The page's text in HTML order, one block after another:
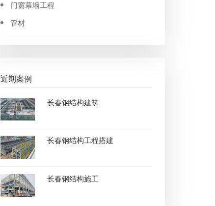
门窗幕墙工程
管材
近期案例
长春钢结构建筑
长春钢结构工程搭建
长春钢结构施工